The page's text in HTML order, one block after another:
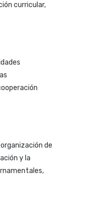
curricular,
de
y la